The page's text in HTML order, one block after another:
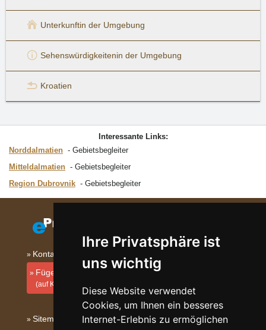
Ihre Privatsphäre ist
uns wichtig
Diese Website verwendet
Cookies, um Ihnen ein besseres
Internet-Erlebnis zu ermöglichen
Unterkunftin der Umgebung
Sehenswürdigkeitenin der Umgebung
Kroatien
Interessante Links:
Norddalmatien
Gebietsbegleiter
Mitteldalmatien
Gebietsbegleiter
Region Dubrovnik
Gebietsbegleiter
Kontakt
Fügen Sie Ihre Unterkunft hinzu
(auf Kroatisch)
Sitemap